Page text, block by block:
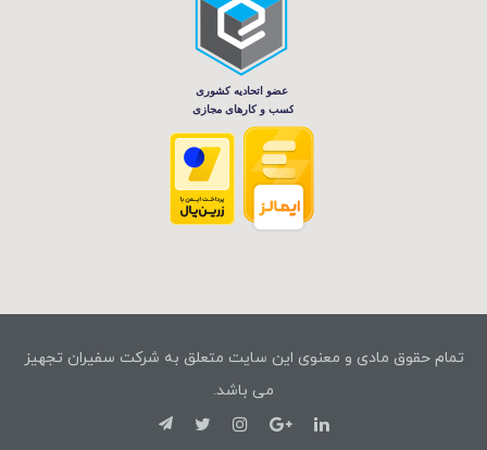
تمام حقوق مادی و معنوی این سایت متعلق به شرکت سفیران تجهیز
می باشد.